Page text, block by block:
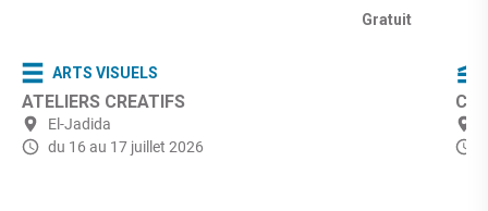
Gratuit
ARTS VISUELS
ATELIERS CREATIFS
El-Jadida
du 16 au 17 juillet 2026